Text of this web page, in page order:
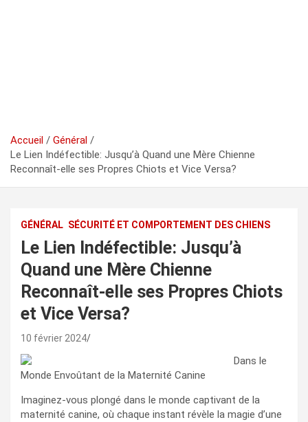
Accueil
Général
Le Lien Indéfectible: Jusqu’à Quand une Mère Chienne
Reconnaît-elle ses Propres Chiots et Vice Versa?
GÉNÉRAL SÉCURITÉ ET COMPORTEMENT DES CHIENS
Le Lien Indéfectible: Jusqu’à
Quand une Mère Chienne
Reconnaît-elle ses Propres Chiots
et Vice Versa?
10 février 2024
Dans le
Monde Envoûtant de la Maternité Canine
Imaginez-vous plongé dans le monde captivant de la
maternité canine, où chaque instant révèle la magie d’une